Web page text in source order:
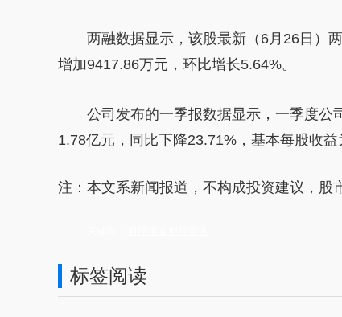
两融数据显示，该股最新（6月26日）
增加9417.86万元，环比增长5.64%。
公司发布的一季报数据显示，一季度公
1.78亿元，同比下降23.71%，基本每股收
注：本文系新闻报道，不构成投资建议，股
标签阅读